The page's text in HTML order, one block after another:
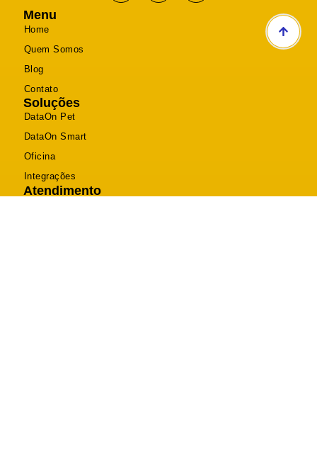
Menu
Home
Quem Somos
Blog
Contato
Soluções
DataOn Pet
DataOn Smart
Oficina
Integrações
Atendimento